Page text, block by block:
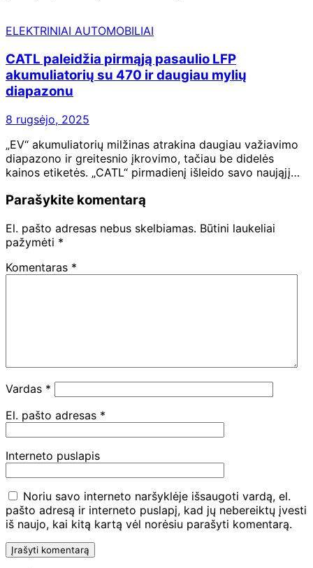
ELEKTRINIAI AUTOMOBILIAI
CATL paleidžia pirmąją pasaulio LFP
akumuliatorių su 470 ir daugiau mylių
diapazonu
8 rugsėjo, 2025
„EV“ akumuliatorių milžinas atrakina daugiau važiavimo
diapazono ir greitesnio įkrovimo, tačiau be didelės
kainos etiketės. „CATL“ pirmadienį išleido savo naująjį…
Parašykite komentarą
El. pašto adresas nebus skelbiamas. Būtini laukeliai
pažymėti *
Komentaras *
Vardas *
El. pašto adresas *
Interneto puslapis
Noriu savo interneto naršyklėje išsaugoti vardą, el.
pašto adresą ir interneto puslapį, kad jų nebereiktų įvesti
iš naujo, kai kitą kartą vėl norėsiu parašyti komentarą.